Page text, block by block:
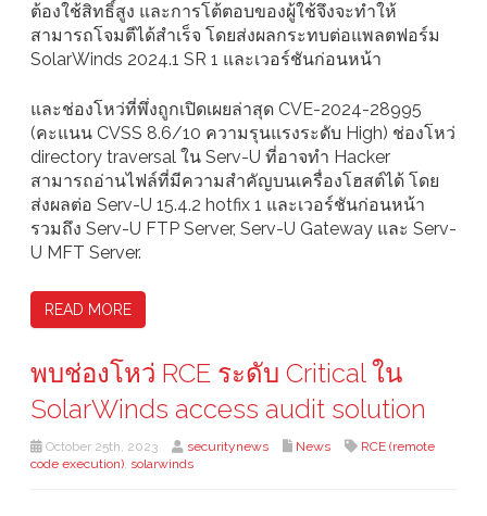
ต้องใช้สิทธิ์สูง และการโต้ตอบของผู้ใช้จึงจะทำให้
สามารถโจมตีได้สำเร็จ โดยส่งผลกระทบต่อแพลตฟอร์ม
SolarWinds 2024.1 SR 1 และเวอร์ชันก่อนหน้า
และช่องโหว่ที่พึ่งถูกเปิดเผยล่าสุด CVE-2024-28995
(คะแนน CVSS 8.6/10 ความรุนแรงระดับ High) ช่องโหว่
directory traversal ใน Serv-U ที่อาจทำ Hacker
สามารถอ่านไฟล์ที่มีความสำคัญบนเครื่องโฮสต์ได้ โดย
ส่งผลต่อ Serv-U 15.4.2 hotfix 1 และเวอร์ชันก่อนหน้า
รวมถึง Serv-U FTP Server, Serv-U Gateway และ Serv-
U MFT Server.
READ MORE
พบช่องโหว่ RCE ระดับ Critical ใน
SolarWinds access audit solution
October 25th, 2023 securitynews News
RCE (remote
code execution), solarwinds